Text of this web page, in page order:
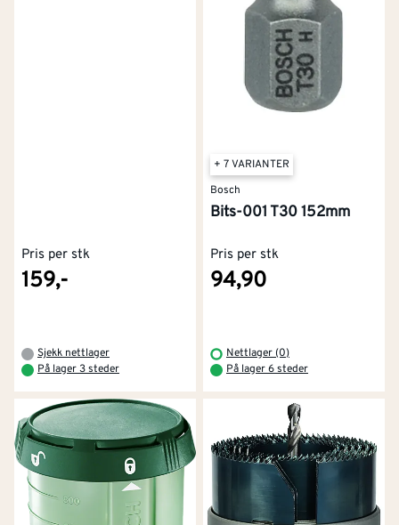
Pris per stk
159,-
Sjekk nettlager
På lager 3 steder
+ 7 VARIANTER
Bosch
Bits-001 T30 152mm
Pris per stk
94,90
Nettlager (0)
På lager 6 steder